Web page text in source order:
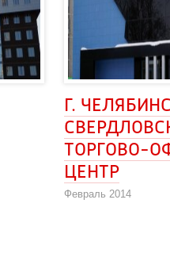
Г.
ТОРГОВО-
ЦЕНТР
Февраль 2014